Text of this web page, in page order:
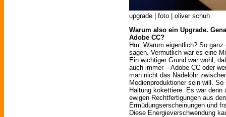
upgrade | foto | oliver schuh
Warum also ein Upgrade.
Adobe CC?
Hm. Warum eigentlich? So
sagen. Vermutlich war es eine
Ein wichtiger Grund war wohl,
auch immer – Adobe CC oder
man nicht das Nadelöhr
Medienproduktioner sein will.
Haltung kokettiere. Es war denn
ewigen Rechtfertigungen aus
Ermüdungserscheinungen und
Diese Energieverschwendung